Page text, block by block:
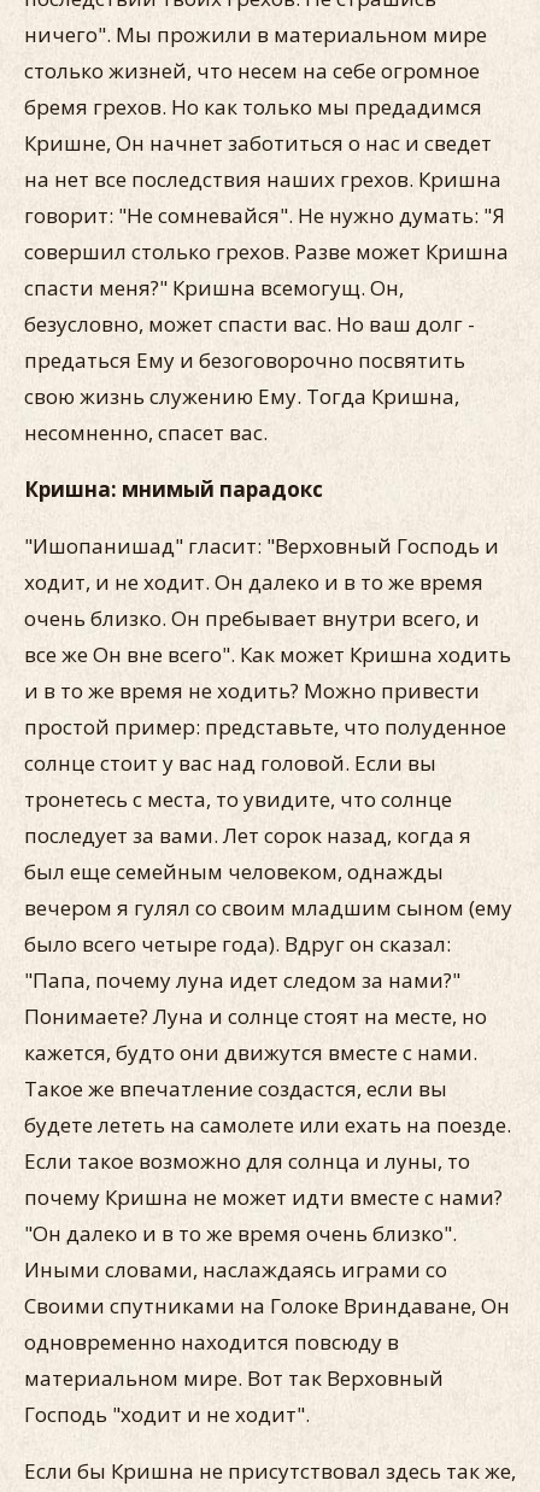
ничего". Мы прожили в материальном мире
столько жизней, что несем на себе огромное
бремя грехов. Но как только мы предадимся
Кришне, Он начнет заботиться о нас и сведет
на нет все последствия наших грехов. Кришна
говорит: "Не сомневайся". Не нужно думать: "Я
совершил столько грехов. Разве может Кришна
спасти меня?" Кришна всемогущ. Он,
безусловно, может спасти вас. Но ваш долг -
предаться Ему и безоговорочно посвятить
свою жизнь служению Ему. Тогда Кришна,
несомненно, спасет вас.
Кришна: мнимый парадокс
"Ишопанишад" гласит: "Верховный Господь и
ходит, и не ходит. Он далеко и в то же время
очень близко. Он пребывает внутри всего, и
все же Он вне всего". Как может Кришна ходить
и в то же время не ходить? Можно привести
простой пример: представьте, что полуденное
солнце стоит у вас над головой. Если вы
тронетесь с места, то увидите, что солнце
последует за вами. Лет сорок назад, когда я
был еще семейным человеком, однажды
вечером я гулял со своим младшим сыном (ему
было всего четыре года). Вдруг он сказал:
"Папа, почему луна идет следом за нами?"
Понимаете? Луна и солнце стоят на месте, но
кажется, будто они движутся вместе с нами.
Такое же впечатление создастся, если вы
будете лететь на самолете или ехать на поезде.
Если такое возможно для солнца и луны, то
почему Кришна не может идти вместе с нами?
"Он далеко и в то же время очень близко".
Иными словами, наслаждаясь играми со
Своими спутниками на Голоке Вриндаване, Он
одновременно находится повсюду в
материальном мире. Вот так Верховный
Господь "ходит и не ходит".
Если бы Кришна не присутствовал здесь так же,